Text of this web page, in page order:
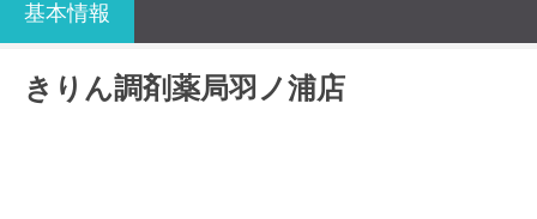
基本情報
きりん調剤薬局羽ノ浦店